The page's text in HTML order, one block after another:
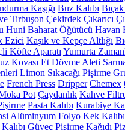
Kaşığı Buz Kalıbı
Tirbuşon Çekirdek Çıkarıcı
Huni Baharat Öğütücü Havan
Ezici Kaşık ve Kepçe Altlığı
Köfte Aparatı Yumurta
Kovası Et Dövme Aleti
Limon Sıkacağı Pişirme
French Press Dripper Chemex
Pot Çaydanlık Kahve
Pasta Kalıbı Kurabiye
Alüminyum Folyo Kek Kalıbı
Güveç Pişirme Kağıdı